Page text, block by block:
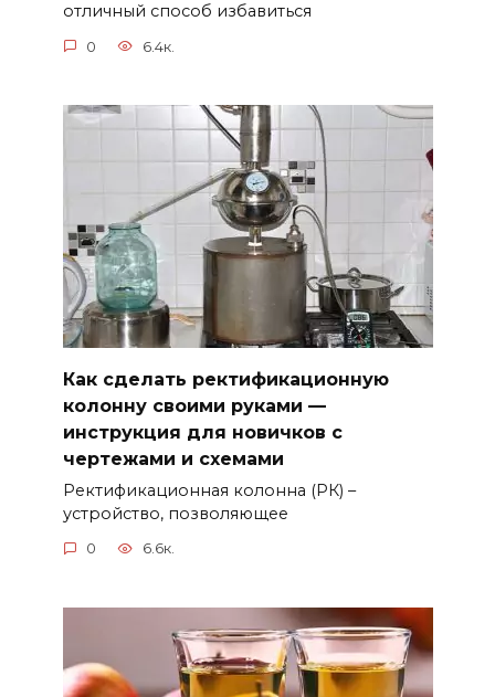
отличный способ избавиться
0 6.4к.
Как сделать ректификационную
колонну своими руками —
инструкция для новичков с
чертежами и схемами
Ректификационная колонна (РК) –
устройство, позволяющее
0 6.6к.